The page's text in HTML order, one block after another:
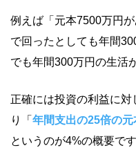
例えば「元本7500万円
で回ったとしても年間
でも年間300万円の生活
正確には投資の利益に対
り「 年間支出の25倍の
というのが4%の概要です